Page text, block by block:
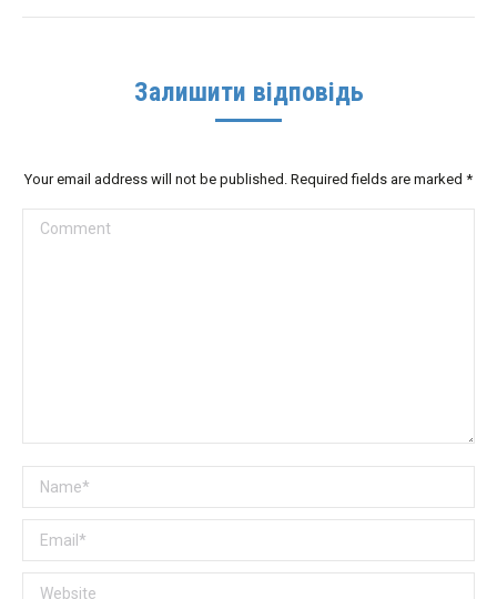
Залишити відповідь
Your email address will not be published. Required fields are marked *
Comment
Name *
Email *
Website